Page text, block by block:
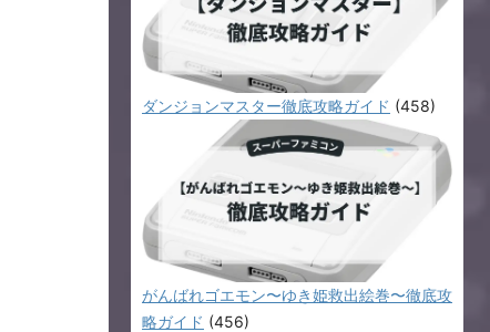
ダンジョンマスター徹底攻略ガイド (458)
がんばれゴエモン〜ゆき姫救出絵巻〜徹底攻
略ガイド (456)